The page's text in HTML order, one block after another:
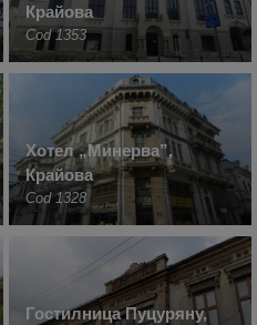
Крайова
Cod 1353
Хотел „Минерва”,
Крайова
Cod 1328
Гостилница Пуцуряну,